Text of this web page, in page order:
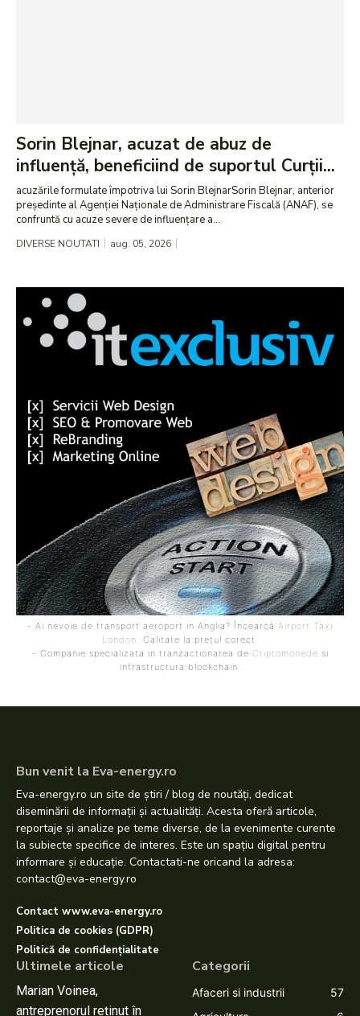
Sorin Blejnar, acuzat de abuz de
influență, beneficiind de suportul Curții...
acuzările formulate împotriva lui Sorin BlejnarSorin Blejnar, anterior
președinte al Agenției Naționale de Administrare Fiscală (ANAF), se
confruntă cu acuze severe de influențare a...
DIVERSE NOUTATI aug. 05, 2026
- Ai nevoie de transport aeroport in Anglia? Încearcă Airport Taxi
London . Calitate la prețul corect.
- Companie specializata in tranzactionarea de Criptomonede si
infrastructura blockchain.
Bun venit la Eva-energy.ro
Eva-energy.ro un site de știri / blog de noutăți, dedicat
diseminării de informații și actualități. Acesta oferă articole,
reportaje și analize pe teme diverse, de la evenimente curente
la subiecte specifice de interes. Este un spațiu digital pentru
informare și educație. Contactati-ne oricand la adresa:
contact@eva-energy.ro
Contact www.eva-energy.ro
Politica de cookies (GDPR)
Politică de confidențialitate
Ultimele articole
Marian Voinea,
antreprenorul reținut în
Categorii
Afaceri si industrii
57